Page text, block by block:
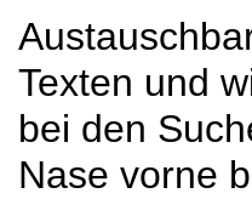
Texten und
bei den
Nase vorne